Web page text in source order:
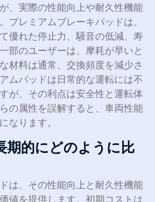
、実際の性能向上や耐久性機能
プレミアムブレーキパッドは、
優れた停止力、騒音の低減、寿
部のユーザーは、摩耗が早いと
材料は通常、交換頻度を減少さ
ムパッドは日常的な運転には不
が、その利点は安全性と運転体
の属性を誤解すると、車両性能
なります。
期的にどのように比
は、その性能向上と耐久性機能
値を提供します。初期コストは